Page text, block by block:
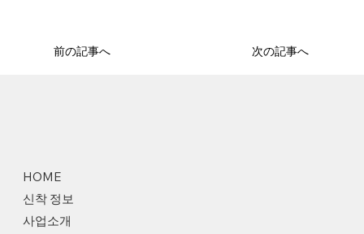
前の記事へ 次の記事へ
HOME
신착 정보
사업소개